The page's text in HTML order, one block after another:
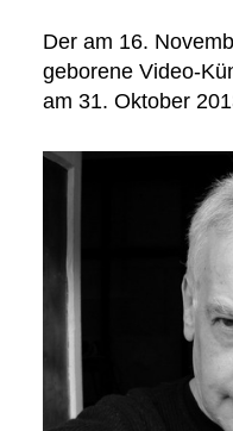
Der am 16.
geborene Video-
am 31. Oktober